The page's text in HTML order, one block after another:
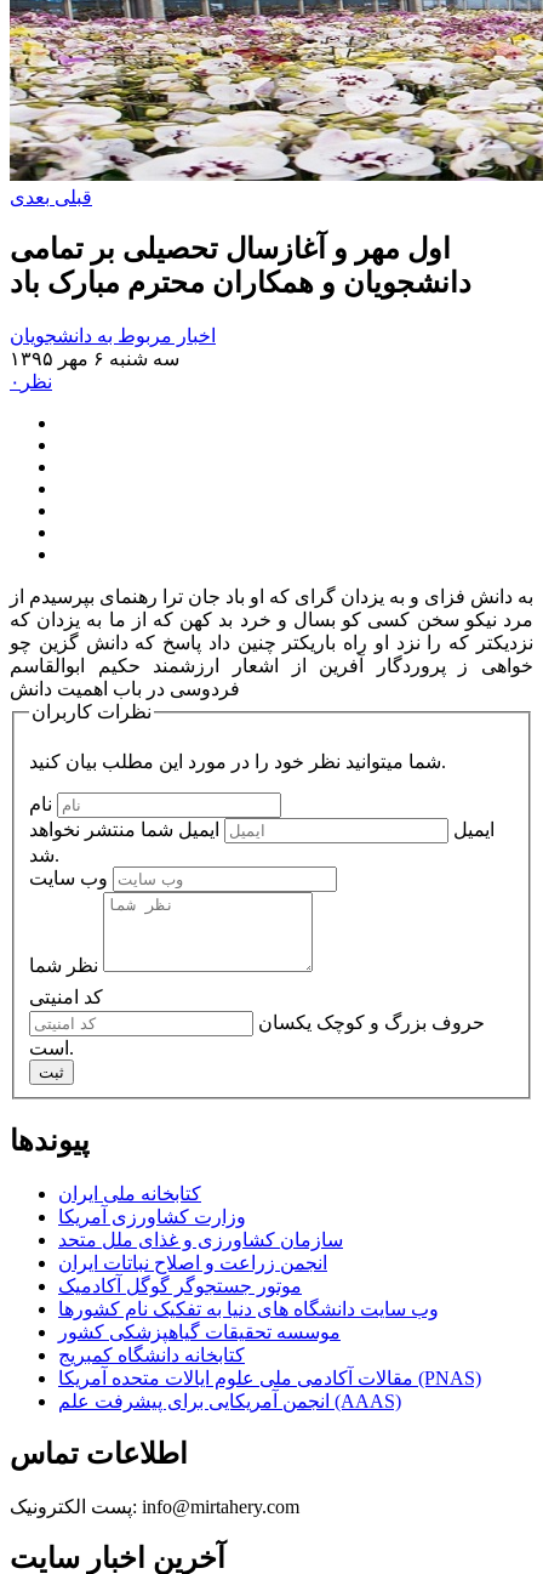
قبلی بعدی
اول مهر و آغازسال تحصیلی بر تمامی
دانشجویان و همکاران محترم مبارک باد
اخبار مربوط به دانشجویان
سه شنبه ۶ مهر ۱۳۹۵
۰نظر
به دانش فزای و به یزدان گرای که او باد جان ترا رهنمای بپرسیدم از
مرد نیکو سخن کسی کو بسال و خرد بد کهن که از ما به یزدان که
نزدیکتر که را نزد او راه باریکتر چنین داد پاسخ که دانش گزین چو
خواهی ز پروردگار آفرین از اشعار ارزشمند حکیم ابوالقاسم
فردوسی در باب اهمیت دانش
نظرات کاربران
شما میتوانید نظر خود را در مورد این مطلب بیان کنید.
ایمیل
ایمیل شما منتشر نخواهد
شد.
وب سایت
حروف بزرگ و کوچک یکسان
است.
ثبت
پیوندها
کتابخانه ملی ایران
وزارت کشاورزی آمریکا
سازمان کشاورزی و غذای ملل متحد
انجمن زراعت و اصلاح نباتات ایران
موتور جستجوگر گوگل آکادمیک
وب سایت دانشگاه های دنیا به تفکیک نام کشورها
موسسه تحقیقات گیاهپزشکی کشور
کتابخانه دانشگاه کمبریج
مقالات آکادمی ملی علوم ایالات متحده آمریکا (PNAS)
انجمن آمریکایی برای پیشرفت علم (AAAS)
اطلاعات تماس
پست الکترونیک: info@mirtahery.com
آخرین اخبار سایت